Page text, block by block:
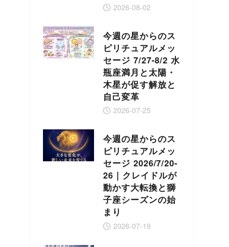
2026-08-02
今週の星からのス
ピリチュアルメッ
セージ 7/27-8/2 水
瓶座満月と太陽・
木星が促す解放と
自己変革
2026-07-25
今週の星からのス
ピリチュアルメッ
セージ 2026/7/20-
26｜クレイドルが
動かす大転換と獅
子座シーズンの始
まり
2026-07-19